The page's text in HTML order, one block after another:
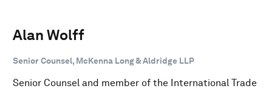
Alan Wolff
Senior Counsel, McKenna Long & Aldridge LLP
Senior Counsel and member of the International Trade